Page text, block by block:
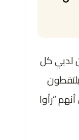
لدبي كل
“رأوا